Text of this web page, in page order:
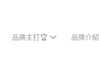
品牌主打🏆 品牌介紹